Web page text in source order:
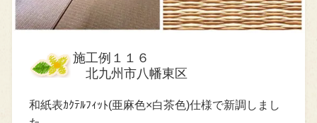
施工例１１６
北九州市八幡東区
和紙表ｶｸﾃﾙﾌｨｯﾄ(亜麻色×白茶色)仕様で新調しまし